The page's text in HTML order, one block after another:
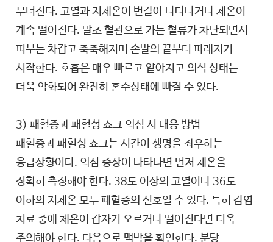
무너진다. 고열과 저체온이 번갈아 나타나거나 체온이
계속 떨어진다. 말초 혈관으로 가는 혈류가 차단되면서
피부는 차갑고 축축해지며 손발의 끝부터 파래지기
시작한다. 호흡은 매우 빠르고 얕아지고 의식 상태는
더욱 악화되어 완전히 혼수상태에 빠질 수 있다.
3) 패혈증과 패혈성 쇼크 의심 시 대응 방법
패혈증과 패혈성 쇼크는 시간이 생명을 좌우하는
응급상황이다. 의심 증상이 나타나면 먼저 체온을
정확히 측정해야 한다. 38도 이상의 고열이나 36도
이하의 저체온 모두 패혈증의 신호일 수 있다. 특히 감염
치료 중에 체온이 갑자기 오르거나 떨어진다면 더욱
주의해야 한다. 다음으로 맥박을 확인한다. 분당